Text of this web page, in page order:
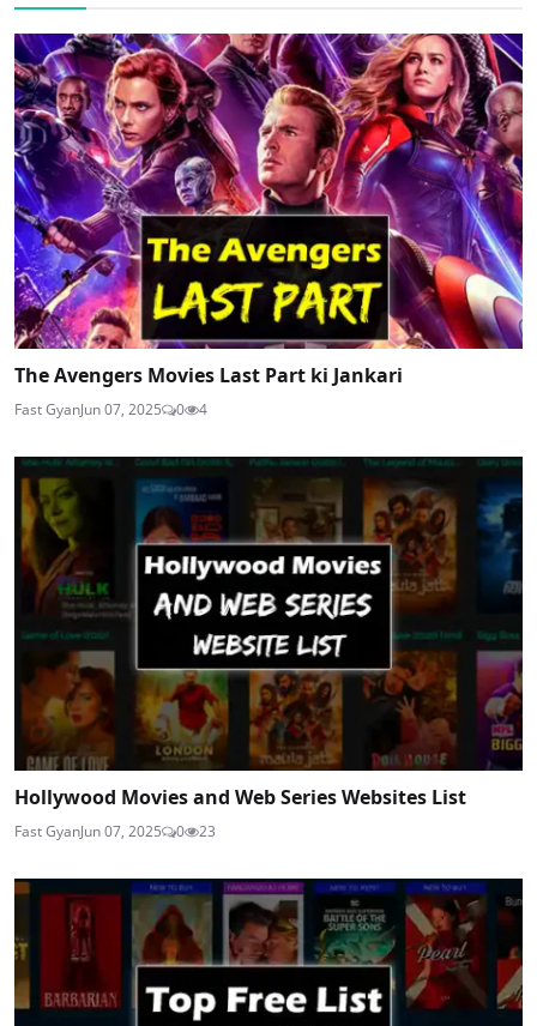
The Avengers Movies Last Part ki Jankari
Fast GyanJun 07, 2025 0 4
Hollywood Movies and Web Series Websites List
Fast GyanJun 07, 2025 0 23